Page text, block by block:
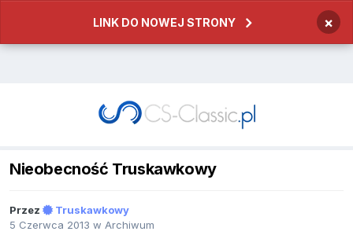
LINK DO NOWEJ STRONY ×
Nieobecność Truskawkowy
Przez
Truskawkowy
5 Czerwca 2013 w Archiwum